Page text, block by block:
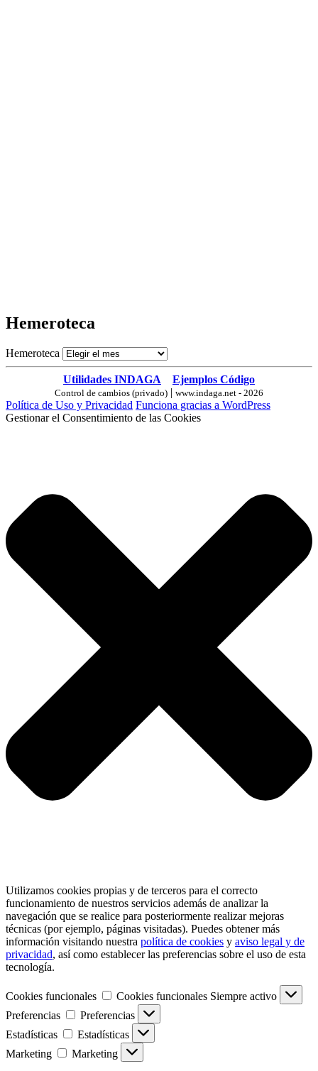
Hemeroteca
Hemeroteca
Utilidades INDAGA Ejemplos Código
Control de cambios (privado) | www.indaga.net - 2026
Política de Uso y Privacidad Funciona gracias a WordPress
Gestionar el Consentimiento de las Cookies
Utilizamos cookies propias y de terceros para el correcto
funcionamiento de nuestros servicios además de analizar la
navegación que se realice para posteriormente realizar mejoras
técnicas (por ejemplo, páginas visitadas). Puedes obtener más
información visitando nuestra política de cookies y aviso legal y de
privacidad, así como establecer las preferencias sobre el uso de esta
tecnología.
Cookies funcionales Cookies funcionales Siempre activo
Preferencias
Preferencias
Estadísticas
Estadísticas
Marketing
Marketing